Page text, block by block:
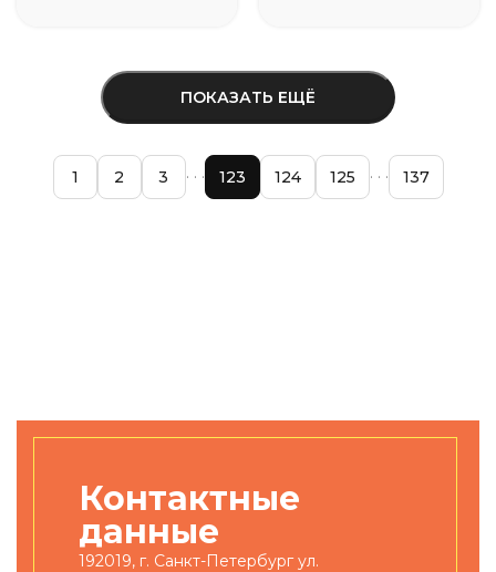
ПОКАЗАТЬ ЕЩЁ
1 2 3 123 124 125 137
Контактные
данные
192019, г. Санкт-Петербург ул.